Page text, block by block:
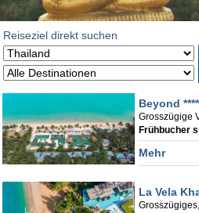
Reiseziel direkt suchen
Beyond
Grosszügige
Frühbucher
Mehr
La Vela